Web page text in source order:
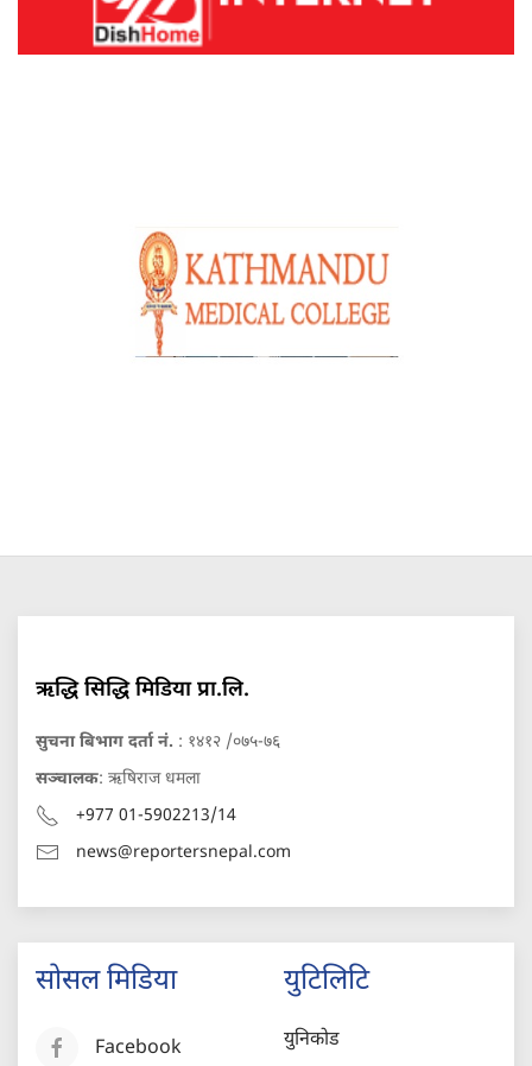
ऋद्धि सिद्धि मिडिया प्रा.लि.
सुचना बिभाग दर्ता नं. : १४१२ /०७५-७६
सञ्चालक: ऋषिराज धमला
+977 01-5902213/14
news@reportersnepal.com
सोसल मिडिया
Facebook
युटिलिटि
युनिकोड